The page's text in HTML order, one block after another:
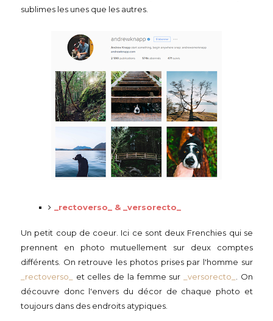
sublimes les unes que les autres.
_rectoverso_ & _versorecto_
Un petit coup de coeur. Ici ce sont deux Frenchies qui se
prennent en photo mutuellement sur deux comptes
différents. On retrouve les photos prises par l'homme sur
_rectoverso_
et celles de la femme sur _versorecto_
. On
découvre donc l'envers du décor de chaque photo et
toujours dans des endroits atypiques.